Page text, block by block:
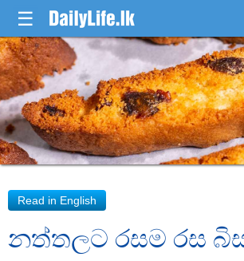
☰
නත්තලට රසම රස